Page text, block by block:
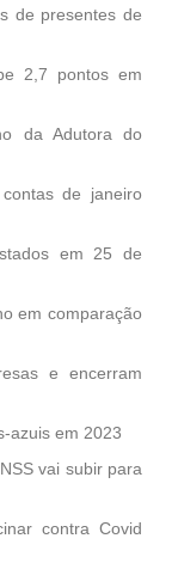
de presentes de
2,7 pontos em
da Adutora do
de janeiro
em 25 de
em comparação
e encerram
azuis em 2023
vai subir para
contra Covid